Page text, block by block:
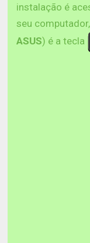
instalação é
seu
ASUS) é a tecla